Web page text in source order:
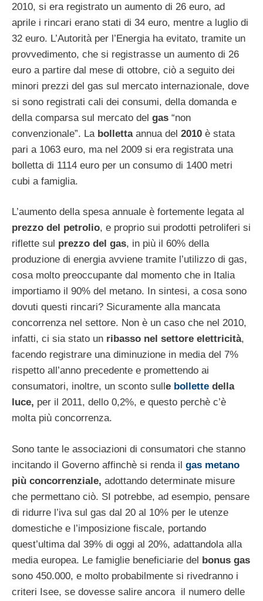
2010, si era registrato un aumento di 26 euro, ad
aprile i rincari erano stati di 34 euro, mentre a luglio di
32 euro. L’Autorità per l’Energia ha evitato, tramite un
provvedimento, che si registrasse un aumento di 26
euro a partire dal mese di ottobre, ciò a seguito dei
minori prezzi del gas sul mercato internazionale, dove
si sono registrati cali dei consumi, della domanda e
della comparsa sul mercato del gas “non
convenzionale”. La bolletta annua del 2010 è stata
pari a 1063 euro, ma nel 2009 si era registrata una
bolletta di 1114 euro per un consumo di 1400 metri
cubi a famiglia.
L’aumento della spesa annuale è fortemente legata al
prezzo del petrolio, e proprio sui prodotti petroliferi si
riflette sul prezzo del gas, in più il 60% della
produzione di energia avviene tramite l’utilizzo di gas,
cosa molto preoccupante dal momento che in Italia
importiamo il 90% del metano. In sintesi, a cosa sono
dovuti questi rincari? Sicuramente alla mancata
concorrenza nel settore. Non è un caso che nel 2010,
infatti, ci sia stato un ribasso nel settore elettricità,
facendo registrare una diminuzione in media del 7%
rispetto all’anno precedente e promettendo ai
consumatori, inoltre, un sconto sulle bollette della
luce, per il 2011, dello 0,2%, e questo perchè c’è
molta più concorrenza.
Sono tante le associazioni di consumatori che stanno
incitando il Governo affinchè si renda il gas metano
più concorrenziale, adottando determinate misure
che permettano ciò. SI potrebbe, ad esempio, pensare
di ridurre l’iva sul gas dal 20 al 10% per le utenze
domestiche e l’imposizione fiscale, portando
quest’ultima dal 39% di oggi al 20%, adattandola alla
media europea. Le famiglie beneficiarie del bonus gas
sono 450.000, e molto probabilmente si rivedranno i
criteri Isee, se dovesse salire ancora il numero delle